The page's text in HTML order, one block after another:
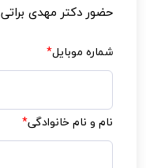
حضور دکتر مهدی براتی
شماره موبایل*
نام و نام خانوادگی*